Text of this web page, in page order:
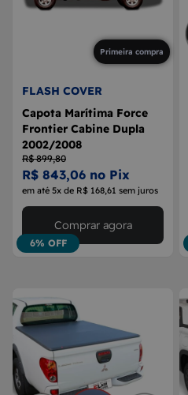
Primeira compra
FLASH COVER
Capota Marítima Force
Frontier Cabine Dupla
2002/2008
R$ 899,80
R$ 843,06 no Pix
em até 5x de R$ 168,61 sem juros
6% OFF
Comprar agora